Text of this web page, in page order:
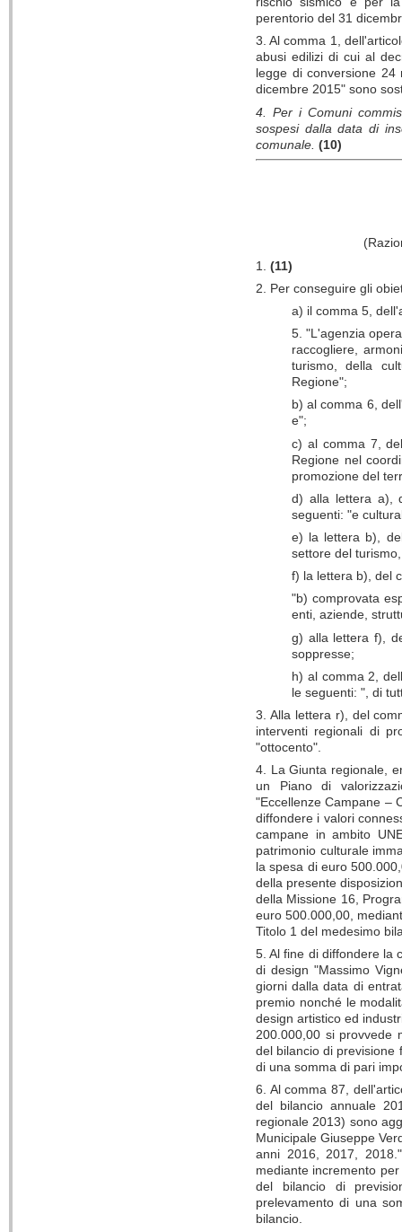
perentorio del 31
3. Al comma 1,
abusi edilizi di cui al
legge di conversione
dicembre 2015" sono
4. Per i Comuni
sospesi dalla data di
comunale. (10)
1. (11)
2. Per conseguire gli
a) il comma 5,
5. "L'agenzia
raccogliere,
turismo, della
Regione";
b) al comma 6,
e";
c) al comma 7,
Regione nel
promozione del
d) alla lettera a),
seguenti: "e
e) la lettera b),
settore del
f) la lettera b), del
"b) comprovata
enti, aziende,
g) alla lettera f),
soppresse;
h) al comma 2,
le seguenti: ", di
3. Alla lettera r), del
interventi regionali di
"ottocento".
4. La Giunta regionale,
un Piano di
"Eccellenze Campane –
diffondere i valori
campane in ambito
patrimonio culturale
la spesa di euro
della presente
della Missione 16,
euro 500.000,00,
Titolo 1 del medesimo
5. Al fine di diffondere la
di design "Massimo
giorni dalla data di
premio nonché le
design artistico ed
200.000,00 si provvede
del bilancio di previsione
di una somma di pari
6. Al comma 87,
del bilancio annuale
regionale 2013) sono
Municipale Giuseppe
anni 2016, 2017,
mediante incremento
del bilancio di
prelevamento di una
bilancio.